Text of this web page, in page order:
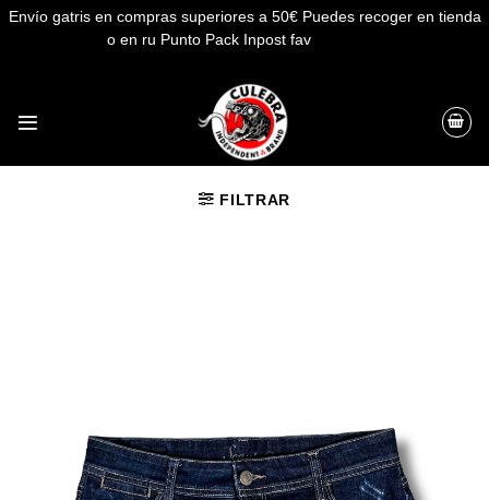
Envío gatris en compras superiores a 50€ Puedes recoger en tienda
o en ru Punto Pack Inpost fav
contenido
FILTRAR